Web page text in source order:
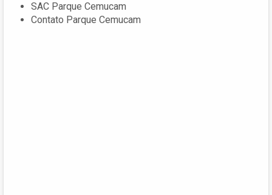
SAC Parque Cemucam
Contato Parque Cemucam